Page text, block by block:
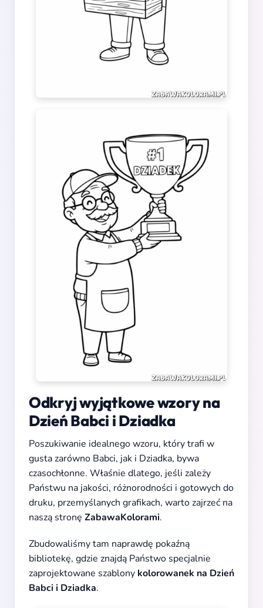
Odkryj wyjątkowe wzory na
Dzień Babci i Dziadka
Poszukiwanie idealnego wzoru, który trafi w
gusta zarówno Babci, jak i Dziadka, bywa
czasochłonne. Właśnie dlatego, jeśli zależy
Państwu na jakości, różnorodności i gotowych do
druku, przemyślanych grafikach, warto zajrzeć na
naszą stronę ZabawaKolorami.
Zbudowaliśmy tam naprawdę pokaźną
bibliotekę, gdzie znajdą Państwo specjalnie
zaprojektowane szablony kolorowanek na Dzień
Babci i Dziadka.